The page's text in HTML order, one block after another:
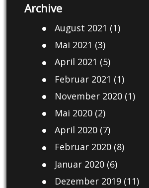
Archive
August 2021 (1)
Mai 2021 (3)
April 2021 (5)
Februar 2021 (1)
November 2020(1)
Mai 2020(2)
April 2020(7)
Februar 2020(8)
Januar 2020(6)
Dezember 2019(11)